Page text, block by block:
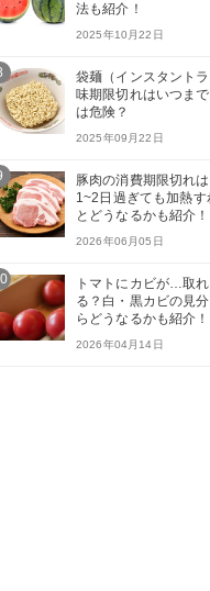
法も紹介！
2025年10月22日
袋麺（インスタント
味期限切れはいつま
は危険？
2025年09月22日
豚肉の消費期限切れ
1~2日過ぎても加熱す
とどうなるかも紹介！
2026年06月05日
トマトにカビが…取
る？白・黒カビの見
らどうなるかも紹介！
2026年04月14日